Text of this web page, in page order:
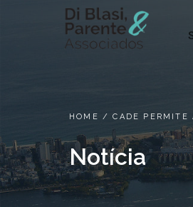
HOME /CADE PERMITE
Notícia